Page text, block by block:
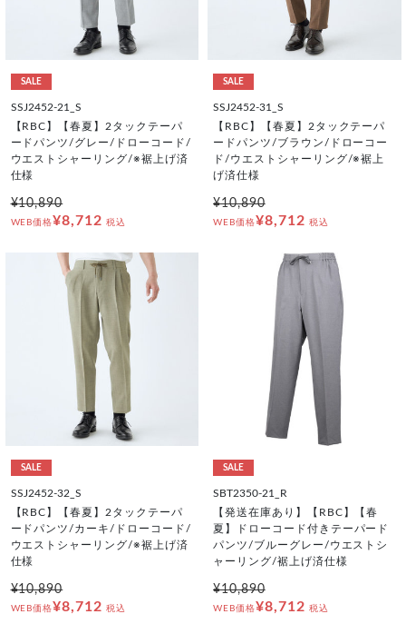
SALE
SSJ2452-21_S
【RBC】【春夏】2タックテーパ
ードパンツ/グレー/ドローコード/
ウエストシャーリング/※裾上げ済
仕様
¥10,890
WEB価格¥8,712 税込
SALE
SSJ2452-31_S
【RBC】【春夏】2タックテーパ
ードパンツ/ブラウン/ドローコー
ド/ウエストシャーリング/※裾上
げ済仕様
¥10,890
WEB価格¥8,712 税込
SALE
SSJ2452-32_S
【RBC】【春夏】2タックテーパ
ードパンツ/カーキ/ドローコード/
ウエストシャーリング/※裾上げ済
仕様
¥10,890
WEB価格¥8,712 税込
SALE
SBT2350-21_R
【発送在庫あり】【RBC】【春
夏】ドローコード付きテーパード
パンツ/ブルーグレー/ウエストシ
ャーリング/裾上げ済仕様
¥10,890
WEB価格¥8,712 税込